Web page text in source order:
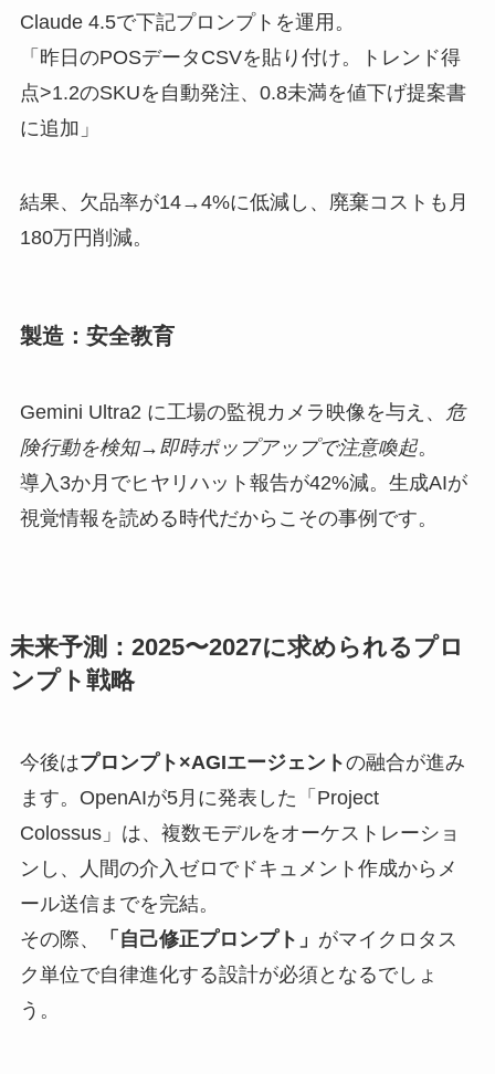
Claude 4.5で下記プロンプトを運用。
「昨日のPOSデータCSVを貼り付け。トレンド得
点>1.2のSKUを自動発注、0.8未満を値下げ提案書
に追加」
結果、欠品率が14→4%に低減し、廃棄コストも月
180万円削減。
製造：安全教育
Gemini Ultra2 に工場の監視カメラ映像を与え、
危
険行動を検知→即時ポップアップで注意喚起。
導入3か月でヒヤリハット報告が42%減。生成AIが
視覚情報を読める時代だからこその事例です。
未来予測：2025〜2027に求められるプロ
ンプト戦略
今後はプロンプト×AGIエージェントの融合が進み
ます。OpenAIが5月に発表した「Project
Colossus」は、複数モデルをオーケストレーショ
ンし、人間の介入ゼロでドキュメント作成からメ
ール送信までを完結。
その際、
「自己修正プロンプト」 がマイクロタス
ク単位で自律進化する設計が必須となるでしょ
う。